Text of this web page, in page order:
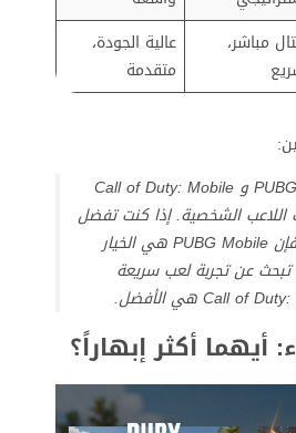
مباشر،
عالية الجودة،
متقدمة
الاختيار بين PUBG Mobile و Call of Duty: Mobile
الشخصية. إذا كنت تفضل
اللعب الاستراتيجي، فإن PUBG Mobile هي الخيار
تبحث عن تجربة لعب سريعة
أيهما أكثر إبهاراً؟